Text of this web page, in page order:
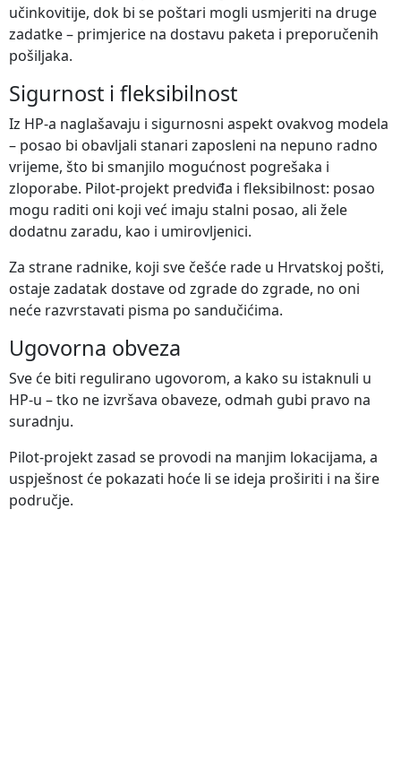
učinkovitije, dok bi se poštari mogli usmjeriti na druge
zadatke – primjerice na dostavu paketa i preporučenih
pošiljaka.
Sigurnost i fleksibilnost
Iz HP-a naglašavaju i sigurnosni aspekt ovakvog modela
– posao bi obavljali stanari zaposleni na nepuno radno
vrijeme, što bi smanjilo mogućnost pogrešaka i
zloporabe. Pilot-projekt predviđa i fleksibilnost: posao
mogu raditi oni koji već imaju stalni posao, ali žele
dodatnu zaradu, kao i umirovljenici.
Za strane radnike, koji sve češće rade u Hrvatskoj pošti,
ostaje zadatak dostave od zgrade do zgrade, no oni
neće razvrstavati pisma po sandučićima.
Ugovorna obveza
Sve će biti regulirano ugovorom, a kako su istaknuli u
HP-u – tko ne izvršava obaveze, odmah gubi pravo na
suradnju.
Pilot-projekt zasad se provodi na manjim lokacijama, a
uspješnost će pokazati hoće li se ideja proširiti i na šire
područje.